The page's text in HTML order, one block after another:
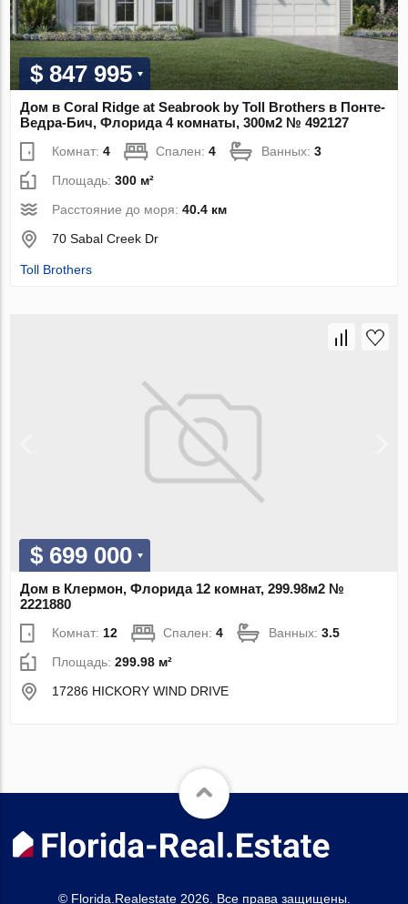
$ 847 995
Дом в Coral Ridge at Seabrook by Toll Brothers в Понте-
Ведра-Бич, Флорида 4 комнаты, 300м2 № 492127
Комнат:4 Спален:4 Ванных:3
Площадь:300 м²
Расстояние до моря:40.4 км
70 Sabal Creek Dr
Toll Brothers
$ 699 000
Дом в Клермон, Флорида 12 комнат, 299.98м2 №
2221880
Комнат:12 Спален:4 Ванных:3.5
Площадь:299.98 м²
17286 HICKORY WIND DRIVE
© Florida.Realestate 2026. Все права защищены.